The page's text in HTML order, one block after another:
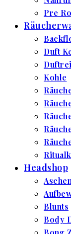
Pre
Duft
Kohle
Headshop
Blunts
Body